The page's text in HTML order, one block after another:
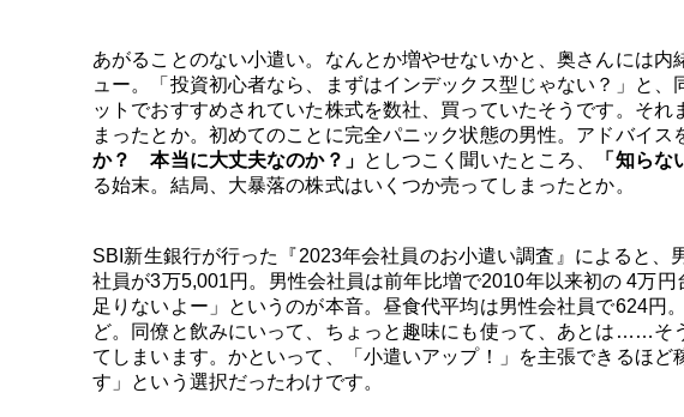
あがることのない小遣い。なんとか増やせないかと、奥さんには
ュー。「投資初心者なら、まずはインデックス型じゃない？」と
ットでおすすめされていた株式を数社、買っていたそうです。そ
まったとか。初めてのことに完全パニック状態の男性。アドバイス
か？ 本当に大丈夫なのか？」 としつこく聞いたところ、 「知ら
る始末。結局、大暴落の株式はいくつか売ってしまったとか。
SBI新生銀行が行った『2023年会社員のお小遣い調査』によると
社員が3万5,001円。男性会社員は前年比増で2010年以来初の 4万
足りないよー」というのが本音。昼食代平均は男性会社員で624円
ど。同僚と飲みにいって、ちょっと趣味にも使って、あとは……そ
てしまいます。かといって、「小遣いアップ！」を主張できるほ
す」という選択だったわけです。